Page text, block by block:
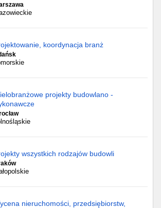
koordynacja branż
projekty budowlano -
wszystkich rodzajów budowli
nieruchomości, przedsiębiorstw,